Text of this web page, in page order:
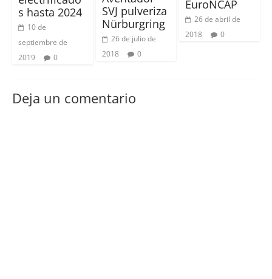
s hasta 2024
10 de
septiembre de
2019
0
SVJ pulveriza
Nürburgring
26 de julio de
2018
0
EuroNCAP
26 de abril de
2018
0
Deja un comentario